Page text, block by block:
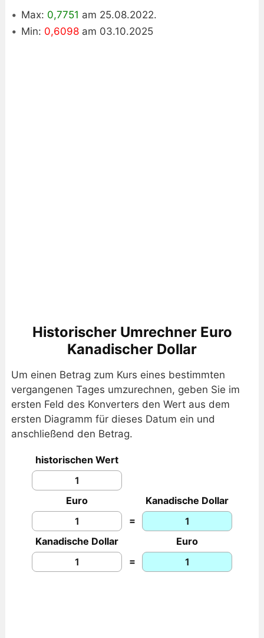
Max: 0,7751 am 25.08.2022.
Min: 0,6098am 03.10.2025
Historischer Umrechner Euro
Kanadischer Dollar
Um einen Betrag zum Kurs eines bestimmten
vergangenen Tages umzurechnen, geben Sie im
ersten Feld des Konverters den Wert aus dem
ersten Diagramm für dieses Datum ein und
anschließend den Betrag.
historischen Wert
Euro
Kanadische Dollar
=
Kanadische Dollar
Euro
=